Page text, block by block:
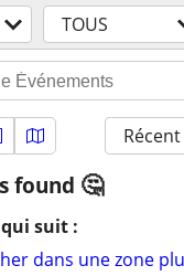
TOUS
Récent
found
qui suit :
dans une zone